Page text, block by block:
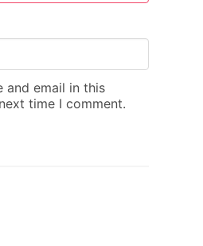
and email in this
time I comment.